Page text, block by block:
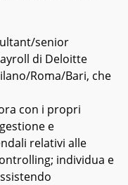
senior
di Deloitte
Roma/Bari, che
con i propri
e
relativi alle
individua e